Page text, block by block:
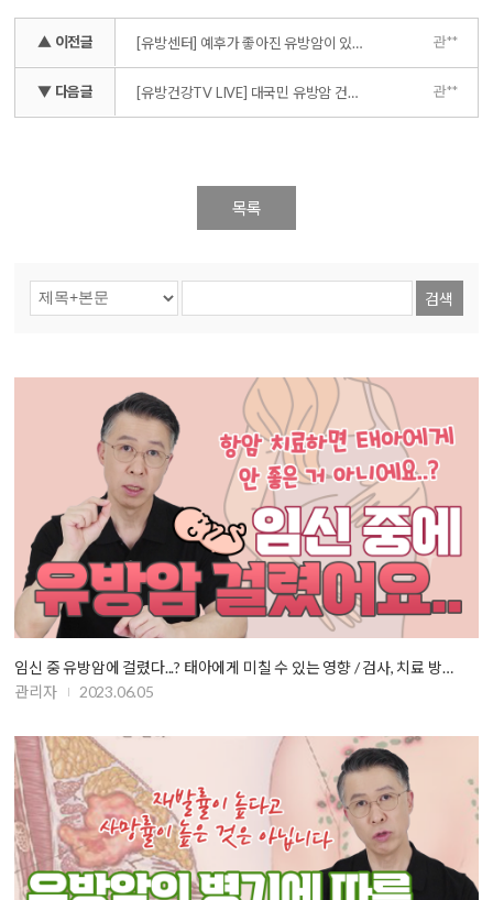
▲ 이전글 [유방센터] 예후가 좋아진 유방암이 있다? '허투 양성 유방암' 관**
▼ 다음글 [유방건강TV LIVE] 대국민 유방암 건강 강좌 (feat.한국유방암학회)_대림성모병원 김성원 원장 관**
목록
검색
임신 중 유방암에 걸렸다...? 태아에게 미칠 수 있는 영향 / 검사, 치료 방…
관리자
2023.06.05